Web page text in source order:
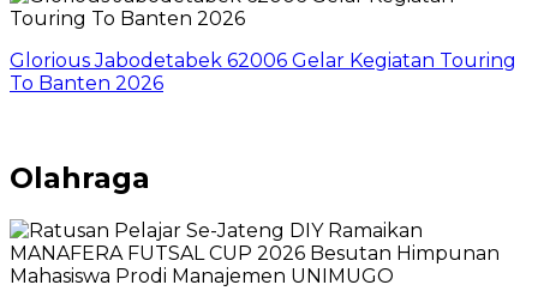
Glorious Jabodetabek 62006 Gelar Kegiatan Touring
To Banten 2026
Olahraga